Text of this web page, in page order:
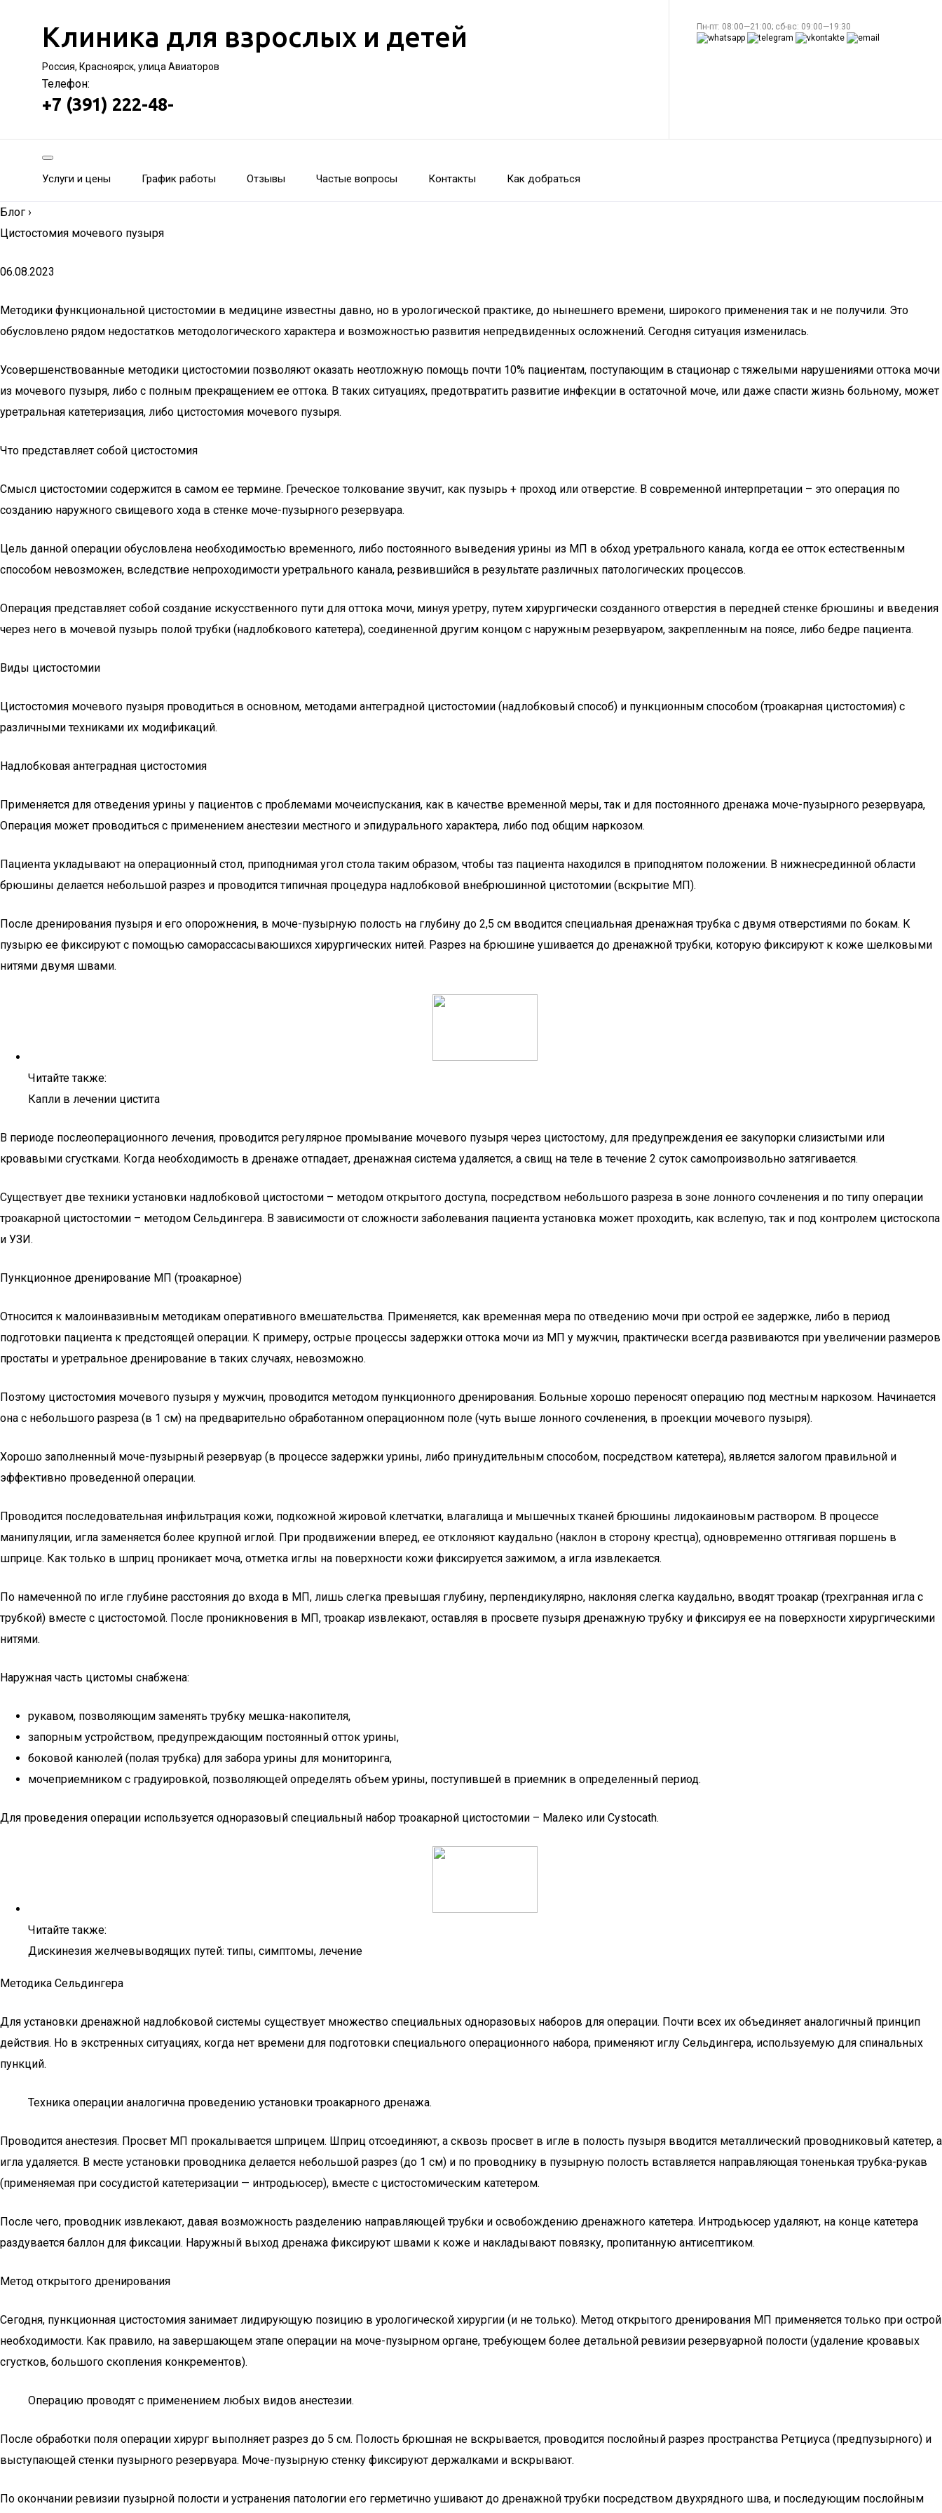
Клиника для взрослых и детей
Россия, Красноярск, улица Авиаторов
Телефон:
+7 (391) 222-48-
Пн-пт: 08:00—21:00; сб-вс: 09:00—19:30
Услуги и цены График работы Отзывы Частые вопросы Контакты Как добраться
Блог ›
Цистостомия мочевого пузыря
06.08.2023
Методики функциональной цистостомии в медицине известны давно, но в урологической практике, до нынешнего времени, широкого применения так и не получили. Это
обусловлено рядом недостатков методологического характера и возможностью развития непредвиденных осложнений. Сегодня ситуация изменилась.
Усовершенствованные методики цистостомии позволяют оказать неотложную помощь почти 10% пациентам, поступающим в стационар с тяжелыми нарушениями оттока мочи
из мочевого пузыря, либо с полным прекращением ее оттока. В таких ситуациях, предотвратить развитие инфекции в остаточной моче, или даже спасти жизнь больному, может
уретральная катетеризация, либо цистостомия мочевого пузыря.
Что представляет собой цистостомия
Смысл цистостомии содержится в самом ее термине. Греческое толкование звучит, как пузырь + проход или отверстие. В современной интерпретации – это операция по
созданию наружного свищевого хода в стенке моче-пузырного резервуара.
Цель данной операции обусловлена необходимостью временного, либо постоянного выведения урины из МП в обход уретрального канала, когда ее отток естественным
способом невозможен, вследствие непроходимости уретрального канала, резвившийся в результате различных патологических процессов.
Операция представляет собой создание искусственного пути для оттока мочи, минуя уретру, путем хирургически созданного отверстия в передней стенке брюшины и введения
через него в мочевой пузырь полой трубки (надлобкового катетера), соединенной другим концом с наружным резервуаром, закрепленным на поясе, либо бедре пациента.
Виды цистостомии
Цистостомия мочевого пузыря проводиться в основном, методами антеградной цистостомии (надлобковый способ) и пункционным способом (троакарная цистостомия) с
различными техниками их модификаций.
Надлобковая антеградная цистостомия
Применяется для отведения урины у пациентов с проблемами мочеиспускания, как в качестве временной меры, так и для постоянного дренажа моче-пузырного резервуара,
Операция может проводиться с применением анестезии местного и эпидурального характера, либо под общим наркозом.
Пациента укладывают на операционный стол, приподнимая угол стола таким образом, чтобы таз пациента находился в приподнятом положении. В нижнесрединной области
брюшины делается небольшой разрез и проводится типичная процедура надлобковой внебрюшинной цистотомии (вскрытие МП).
После дренирования пузыря и его опорожнения, в моче-пузырную полость на глубину до 2,5 см вводится специальная дренажная трубка с двумя отверстиями по бокам. К
пузырю ее фиксируют с помощью саморассасываюшихся хирургических нитей. Разрез на брюшине ушивается до дренажной трубки, которую фиксируют к коже шелковыми
нитями двумя швами.
Читайте также:
Капли в лечении цистита
В периоде послеоперационного лечения, проводится регулярное промывание мочевого пузыря через цистостому, для предупреждения ее закупорки слизистыми или
кровавыми сгустками. Когда необходимость в дренаже отпадает, дренажная система удаляется, а свищ на теле в течение 2 суток самопроизвольно затягивается.
Существует две техники установки надлобковой цистостоми – методом открытого доступа, посредством небольшого разреза в зоне лонного сочленения и по типу операции
троакарной цистостомии – методом Сельдингера. В зависимости от сложности заболевания пациента установка может проходить, как вслепую, так и под контролем цистоскопа
и УЗИ.
Пункционное дренирование МП (троакарное)
Относится к малоинвазивным методикам оперативного вмешательства. Применяется, как временная мера по отведению мочи при острой ее задержке, либо в период
подготовки пациента к предстоящей операции. К примеру, острые процессы задержки оттока мочи из МП у мужчин, практически всегда развиваются при увеличении размеров
простаты и уретральное дренирование в таких случаях, невозможно.
Поэтому цистостомия мочевого пузыря у мужчин, проводится методом пункционного дренирования. Больные хорошо переносят операцию под местным наркозом. Начинается
она с небольшого разреза (в 1 см) на предварительно обработанном операционном поле (чуть выше лонного сочленения, в проекции мочевого пузыря).
Хорошо заполненный моче-пузырный резервуар (в процессе задержки урины, либо принудительным способом, посредством катетера), является залогом правильной и
эффективно проведенной операции.
Проводится последовательная инфильтрация кожи, подкожной жировой клетчатки, влагалища и мышечных тканей брюшины лидокаиновым раствором. В процессе
манипуляции, игла заменяется более крупной иглой. При продвижении вперед, ее отклоняют каудально (наклон в сторону крестца), одновременно оттягивая поршень в
шприце. Как только в шприц проникает моча, отметка иглы на поверхности кожи фиксируется зажимом, а игла извлекается.
По намеченной по игле глубине расстояния до входа в МП, лишь слегка превышая глубину, перпендикулярно, наклоняя слегка каудально, вводят троакар (трехгранная игла с
трубкой) вместе с цистостомой. После проникновения в МП, троакар извлекают, оставляя в просвете пузыря дренажную трубку и фиксируя ее на поверхности хирургическими
нитями.
Наружная часть цистомы снабжена:
рукавом, позволяющим заменять трубку мешка-накопителя,
запорным устройством, предупреждающим постоянный отток урины,
боковой канюлей (полая трубка) для забора урины для мониторинга,
мочеприемником с градуировкой, позволяющей определять объем урины, поступившей в приемник в определенный период.
Для проведения операции используется одноразовый специальный набор троакарной цистостомии – Малеко или Cystocath.
Читайте также:
Дискинезия желчевыводящих путей: типы, симптомы, лечение
Методика Сельдингера
Для установки дренажной надлобковой системы существует множество специальных одноразовых наборов для операции. Почти всех их объединяет аналогичный принцип
действия. Но в экстренных ситуациях, когда нет времени для подготовки специального операционного набора, применяют иглу Сельдингера, используемую для спинальных
пункций.
Техника операции аналогична проведению установки троакарного дренажа.
Проводится анестезия. Просвет МП прокалывается шприцем. Шприц отсоединяют, а сквозь просвет в игле в полость пузыря вводится металлический проводниковый катетер, а
игла удаляется. В месте установки проводника делается небольшой разрез (до 1 см) и по проводнику в пузырную полость вставляется направляющая тоненькая трубка-рукав
(применяемая при сосудистой катетеризации — интродьюсер), вместе с цистостомическим катетером.
После чего, проводник извлекают, давая возможность разделению направляющей трубки и освобождению дренажного катетера. Интродьюсер удаляют, на конце катетера
раздувается баллон для фиксации. Наружный выход дренажа фиксируют швами к коже и накладывают повязку, пропитанную антисептиком.
Метод открытого дренирования
Сегодня, пункционная цистостомия занимает лидирующую позицию в урологической хирургии (и не только). Метод открытого дренирования МП применяется только при острой
необходимости. Как правило, на завершающем этапе операции на моче-пузырном органе, требующем более детальной ревизии резервуарной полости (удаление кровавых
сгустков, большого скопления конкрементов).
Операцию проводят с применением любых видов анестезии.
После обработки поля операции хирург выполняет разрез до 5 см. Полость брюшная не вскрывается, проводится послойный разрез пространства Ретциуса (предпузырного) и
выступающей стенки пузырного резервуара. Моче-пузырную стенку фиксируют держалками и вскрывают.
По окончании ревизии пузырной полости и устранения патологии его герметично ушивают до дренажной трубки посредством двухрядного шва, и последующим послойным